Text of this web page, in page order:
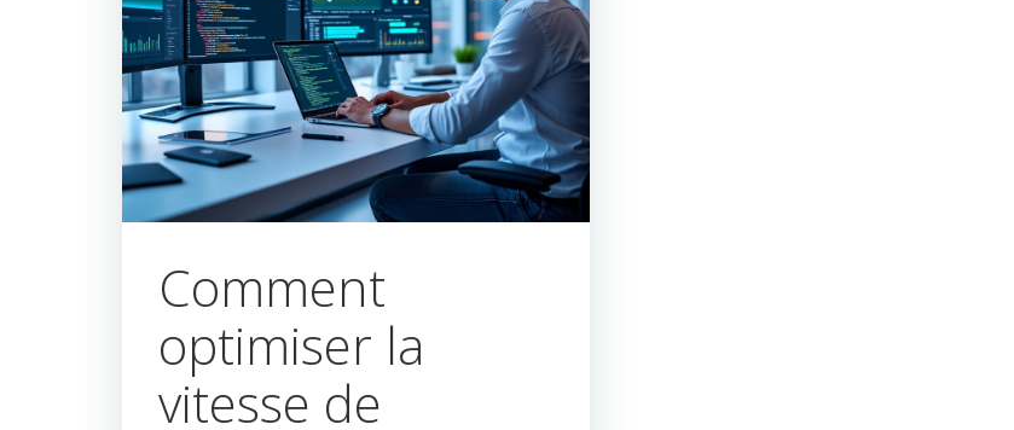
Comment
optimiser la
vitesse de